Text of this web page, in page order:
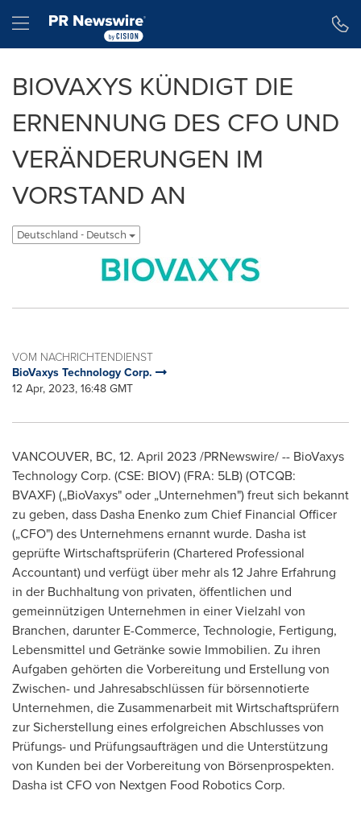
Hamburger menu
BIOVAXYS KÜNDIGT DIE
ERNENNUNG DES CFO UND
VERÄNDERUNGEN IM
VORSTAND AN
Deutschland - Deutsch
VOM NACHRICHTENDIENST
BioVaxys Technology Corp.
12 Apr, 2023, 16:48 GMT
VANCOUVER, BC, 12. April 2023 /PRNewswire/ -- BioVaxys
Technology Corp. (CSE: BIOV) (FRA: 5LB) (OTCQB:
BVAXF) („BioVaxys" oder „Unternehmen") freut sich bekannt
zu geben, dass Dasha Enenko zum Chief Financial Officer
(„CFO") des Unternehmens ernannt wurde. Dasha ist
geprüfte Wirtschaftsprüferin (Chartered Professional
Accountant) und verfügt über mehr als 12 Jahre Erfahrung
in der Buchhaltung von privaten, öffentlichen und
gemeinnützigen Unternehmen in einer Vielzahl von
Branchen, darunter E-Commerce, Technologie, Fertigung,
Lebensmittel und Getränke sowie Immobilien. Zu ihren
Aufgaben gehörten die Vorbereitung und Erstellung von
Zwischen- und Jahresabschlüssen für börsennotierte
Unternehmen, die Zusammenarbeit mit Wirtschaftsprüfern
zur Sicherstellung eines erfolgreichen Abschlusses von
Prüfungs- und Prüfungsaufträgen und die Unterstützung
von Kunden bei der Vorbereitung von Börsenprospekten.
Dasha ist CFO von Nextgen Food Robotics Corp.